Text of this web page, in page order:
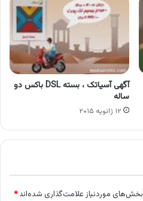
آگهی آسیاتک ، بسته DSL باکس دو
ساله
۱۲ ژانویه ۲۰۱۵
بخش‌های موردنیاز علامت‌گذاری شده‌اند*